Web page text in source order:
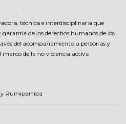
técnica e interdisciplinaria que
de los derechos humanos de los
del acompañamiento a personas y
marco de la no violencia activa
y Rumipamba